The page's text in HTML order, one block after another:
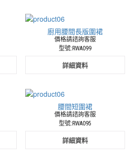
廚用腰間長版圍裙
價格請諮詢客服
型號:RWA099
詳細資料
腰間短圍裙
價格請諮詢客服
型號:RWA095
詳細資料